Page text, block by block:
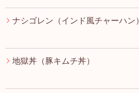
ナシゴレン（インド風チャーハン）
地獄丼（豚キムチ丼）